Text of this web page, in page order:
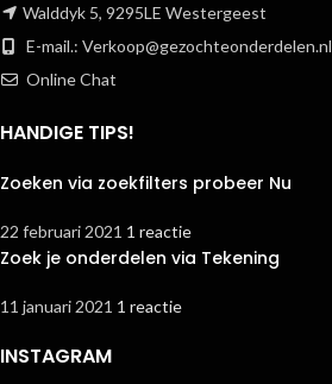
Walddyk 5, 9295LE Westergeest
E-mail.: Verkoop@gezochteonderdelen.nl
Online Chat
HANDIGE TIPS!
Zoeken via zoekfilters probeer Nu
22 februari 2021 1 reactie
Zoek je onderdelen via Tekening
11 januari 2021 1 reactie
INSTAGRAM